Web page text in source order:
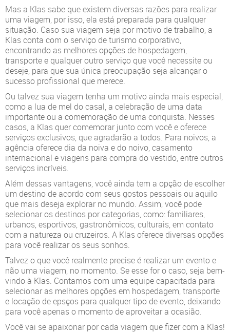
Mas a Klas sabe que existem diversas razões para realizar
uma viagem, por isso, ela está preparada para qualquer
situação. Caso sua viagem seja por motivo de trabalho, a
Klas conta com o serviço de turismo corporativo,
encontrando as melhores opções de hospedagem,
transporte e qualquer outro serviço que você necessite ou
deseje, para que sua única preocupação seja alcançar o
sucesso profissional que merece.
Ou talvez sua viagem tenha um motivo ainda mais especial,
como a lua de mel do casal, a celebração de uma data
importante ou a comemoração de uma conquista. Nesses
casos, a Klas quer comemorar junto com você e oferece
serviços exclusivos, que agradarão a todos. Para noivos, a
agência oferece dia da noiva e do noivo, casamento
internacional e viagens para compra do vestido, entre outros
serviços incríveis.
Além dessas vantagens, você ainda tem a opção de escolher
um destino de acordo com seus gostos pessoais ou aquilo
que mais deseja explorar no mundo. Assim, você pode
selecionar os destinos por categorias, como: familiares,
urbanos, esportivos, gastronômicos, culturais, em contato
com a natureza ou cruzeiros. A Klas oferece diversas opções
para você realizar os seus sonhos.
Talvez o que você realmente precise é realizar um evento e
não uma viagem, no momento. Se esse for o caso, seja bem-
vindo à Klas. Contamos com uma equipe capacitada para
selecionar as melhores opções em hospedagem, transporte
e locação de epsços para qualquer tipo de evento, deixando
para você apenas o momento de aproveitar a ocasião.
Você vai se apaixonar por cada viagem que fizer com a Klas!